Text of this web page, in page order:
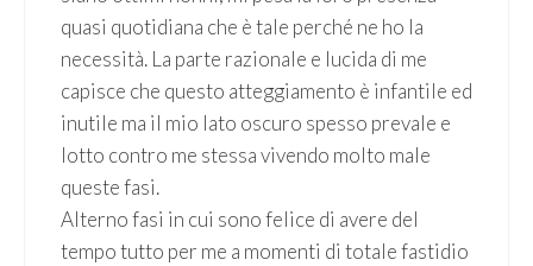
quasi quotidiana che è tale perché ne ho la
necessità. La parte razionale e lucida di me
capisce che questo atteggiamento è infantile ed
inutile ma il mio lato oscuro spesso prevale e
lotto contro me stessa vivendo molto male
queste fasi.
Alterno fasi in cui sono felice di avere del
tempo tutto per me a momenti di totale fastidio